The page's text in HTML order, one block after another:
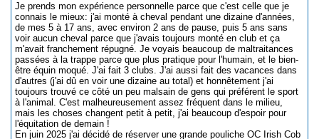
Je prends mon expérience personnelle parce que c'est celle que je
connais le mieux: j'ai monté à cheval pendant une dizaine d'années,
de mes 5 à 17 ans, avec environ 2 ans de pause, puis 5 ans sans
voir aucun cheval parce que j'avais toujours monté en club et ça
m'avait franchement répugné. Je voyais beaucoup de maltraitances
passées à la trappe parce que plus pratique pour l'humain, et le bien-
être équin moqué. J'ai fait 3 clubs. J'ai aussi fait des vacances dans
d'autres (j'ai dû en voir une dizaine au total) et honnêtement j'ai
toujours trouvé ce côté un peu malsain de gens qui préférent le sport
à l'animal. C'est malheureusement assez fréquent dans le milieu,
mais les choses changent petit à petit, j'ai beaucoup d'espoir pour
l'équitation de demain !
En juin 2025 j'ai décidé de réserver une grande pouliche OC Irish Cob